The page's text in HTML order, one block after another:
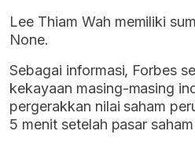
Lee Thiam Wah memiliki
None.
Sebagai informasi, Forbes
kekayaan masing-masing
pergerakkan nilai saham
5 menit setelah pasar